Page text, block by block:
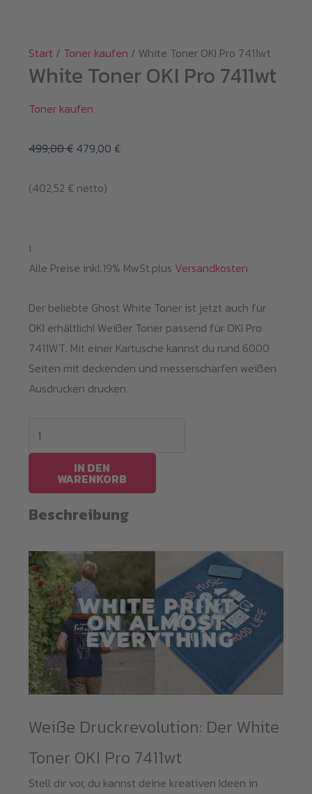
Start / Toner kaufen / White Toner OKI Pro 7411wt
White Toner OKI Pro 7411wt
Toner kaufen
499,00€ Ursprünglicher
war:
479,00 €Aktueller
(402,52 €netto)
i
Alle Preise inkl.19% MwSt.plus Versandkosten
Der beliebte Ghost White Toner ist jetzt auch für
OKI erhältlich! Weißer Toner passend für OKI Pro
7411WT. Mit einer Kartusche kannst du rund 6000
Seiten mit deckenden und messerscharfen weißen
Ausdrucken drucken.
Pro
7411wt
IN DEN
WARENKORB
Beschreibung
Weiße Druckrevolution: Der White
Toner OKI Pro 7411wt
Stell dir vor, du kannst deine kreativen Ideen in